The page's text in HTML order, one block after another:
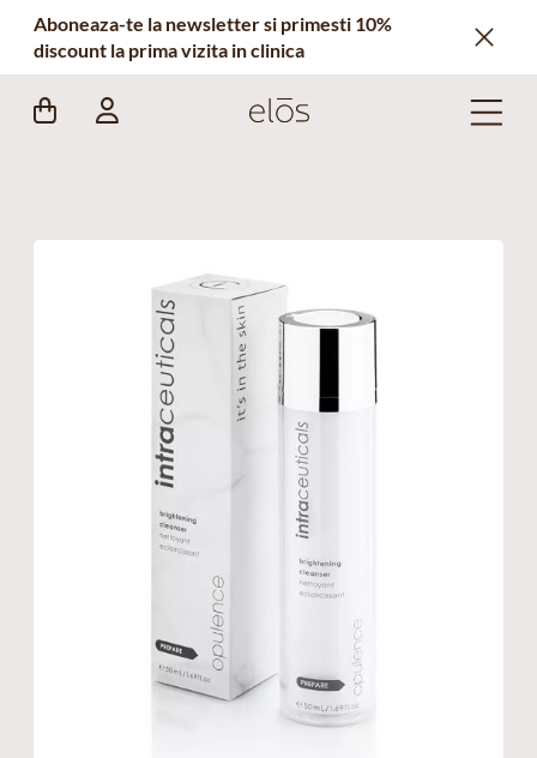
Aboneaza-te la newsletter si primesti 10%
discount la prima vizita in clinica